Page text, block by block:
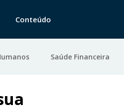
Conteúdo
Saúde Financeira